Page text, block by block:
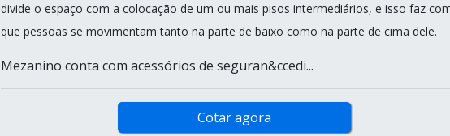
divide o espaço com a colocação de um ou mais pisos intermediários, e isso faz
que pessoas se movimentam tanto na parte de baixo como na parte de cima dele.
Mezanino conta com acessórios de seguran&ccedi...
Cotar agora